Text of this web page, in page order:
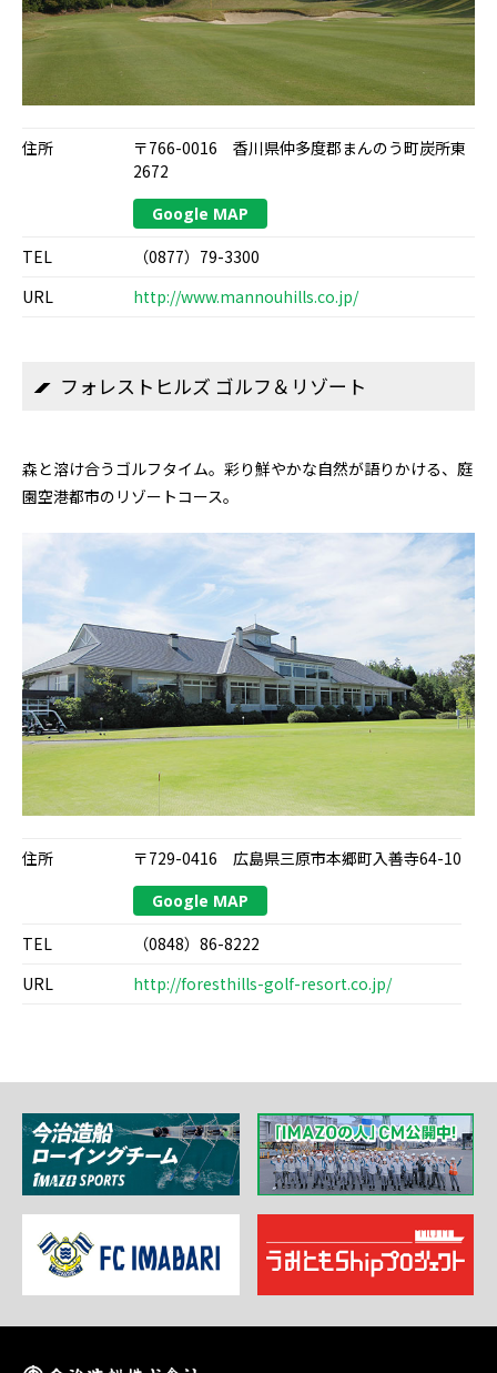
住所
〒766-0016 香川県仲多度郡まんのう町炭所東
2672
Google MAP
TEL
（0877）79-3300
URL
http://www.mannouhills.co.jp/
フォレストヒルズ ゴルフ＆リゾート
森と溶け合うゴルフタイム。彩り鮮やかな自然が語りかける、庭
園空港都市のリゾートコース。
住所 〒729-0416 広島県三原市本郷町入善寺64-10
Google MAP
TEL
（0848）86-8222
URL
http://foresthills-golf-resort.co.jp/